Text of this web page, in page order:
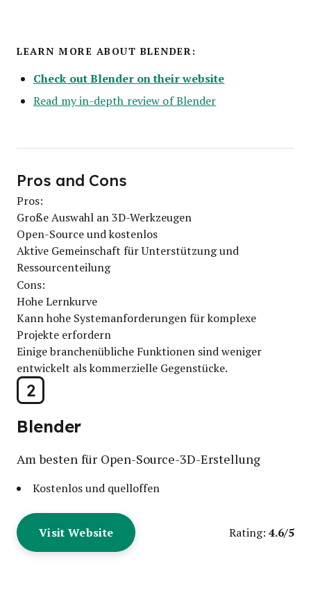
LEARN MORE ABOUT BLENDER:
Check out Blender on their website
Read my in-depth review of Blender
2
Blender
Am besten für Open-Source-3D-Erstellung
Kostenlos und quelloffen
Visit Website Rating: 4.6/5
Pros and Cons
Pros:
Große Auswahl an 3D-Werkzeugen
Open-Source und kostenlos
Aktive Gemeinschaft für Unterstützung und
Ressourcenteilung
Cons:
Hohe Lernkurve
Kann hohe Systemanforderungen für komplexe
Projekte erfordern
Einige branchenübliche Funktionen sind weniger
entwickelt als kommerzielle Gegenstücke.